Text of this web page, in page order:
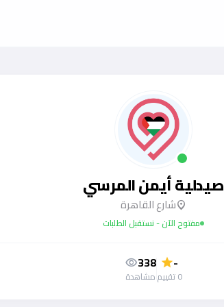
صيدلية أيمن المرسي
location_onشارع القاهرة
مفتوح الآن - نستقبل الطلبات
-
star
0 تقييم
338
visibility
مشاهدة